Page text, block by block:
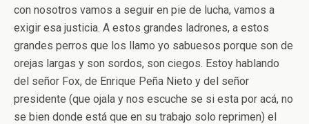
con nosotros vamos a seguir en pie de lucha, vamos a
exigir esa justicia. A estos grandes ladrones, a estos
grandes perros que los llamo yo sabuesos porque son de
orejas largas y son sordos, son ciegos. Estoy hablando
del señor Fox, de Enrique Peña Nieto y del señor
presidente (que ojala y nos escuche se si esta por acá, no
se bien donde está que en su trabajo solo reprimen) el